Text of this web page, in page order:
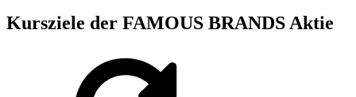
Kursziele der FAMOUS BRANDS Aktie